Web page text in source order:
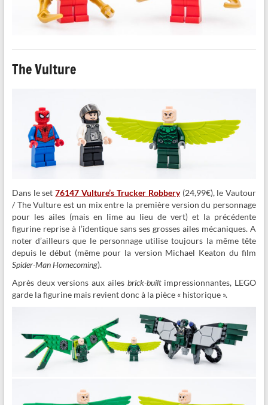
The Vulture
Dans le set76147 Vulture’s Trucker Robbery(24,99€), le Vautour
/ The Vulture est un mix entre la première version du personnage
pour les ailes (mais en lime au lieu de vert) et la précédente
figurine reprise à l’identique sans ses grosses ailes mécaniques. A
noter d’ailleurs que le personnage utilise toujours la même tête
depuis le début (même pour la version Michael Keaton du film
Spider-Man Homecoming).
Après deux versions aux ailes brick-builtimpressionnantes, LEGO
garde la figurine mais revient donc à la pièce « historique ».